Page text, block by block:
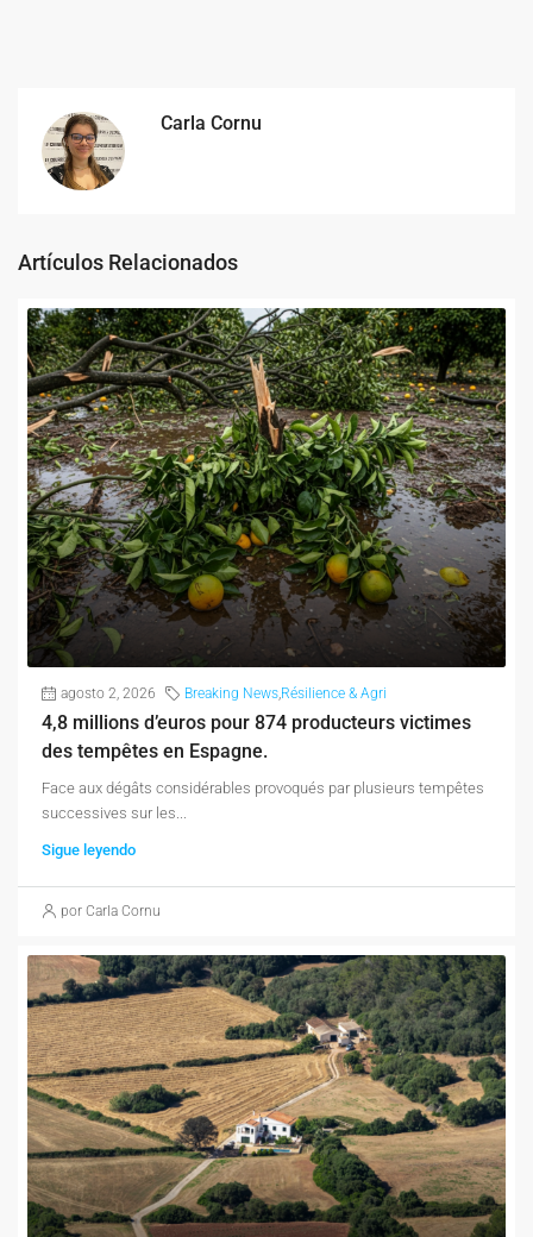
Carla Cornu
Artículos Relacionados
agosto 2, 2026 Breaking News,Résilience & Agri
4,8 millions d’euros pour 874 producteurs victimes
des tempêtes en Espagne.
Face aux dégâts considérables provoqués par plusieurs tempêtes
successives sur les...
Sigue leyendo
por Carla Cornu